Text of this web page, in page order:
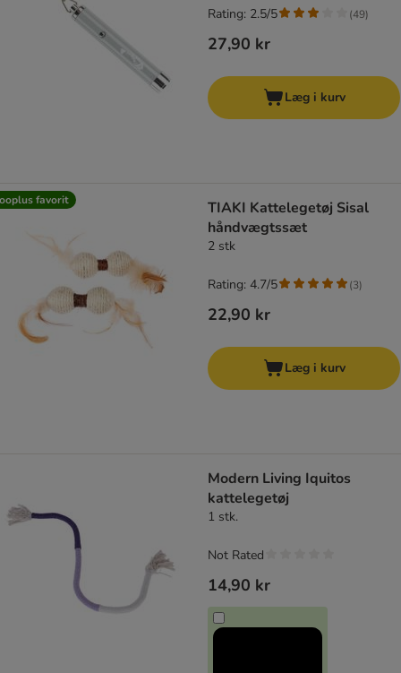
27,90 kr
Rating: 2.5/5 (49)
Læg i kurv
favorit
TIAKI Kattelegetøj Sisal
håndvægtssæt
2 stk
22,90 kr
Rating: 4.7/5 (3)
Læg i kurv
Modern Living Iquitos
kattelegetøj
1 stk.
14,90 kr
Not Rated